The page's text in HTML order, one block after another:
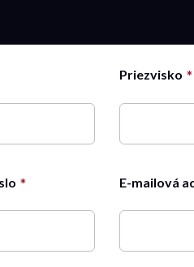
Priezvisko
E-mailová